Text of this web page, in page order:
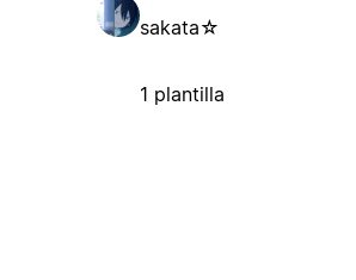
sakata⁠☆
1 plantilla